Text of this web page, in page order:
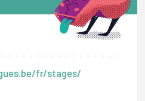
fr/stages/